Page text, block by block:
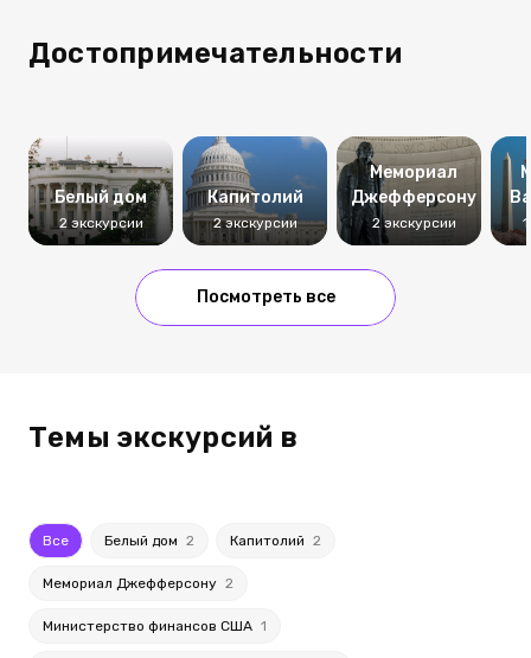
Достопримечательности
Белый дом
2 экскурсии
Капитолий
2 экскурсии
Мемориал
Джефферсону
2 экскурсии
Посмотреть все
Темы экскурсий в
Все Белый дом 2 Капитолий 2
Мемориал Джефферсону 2
Министерство финансов США 1